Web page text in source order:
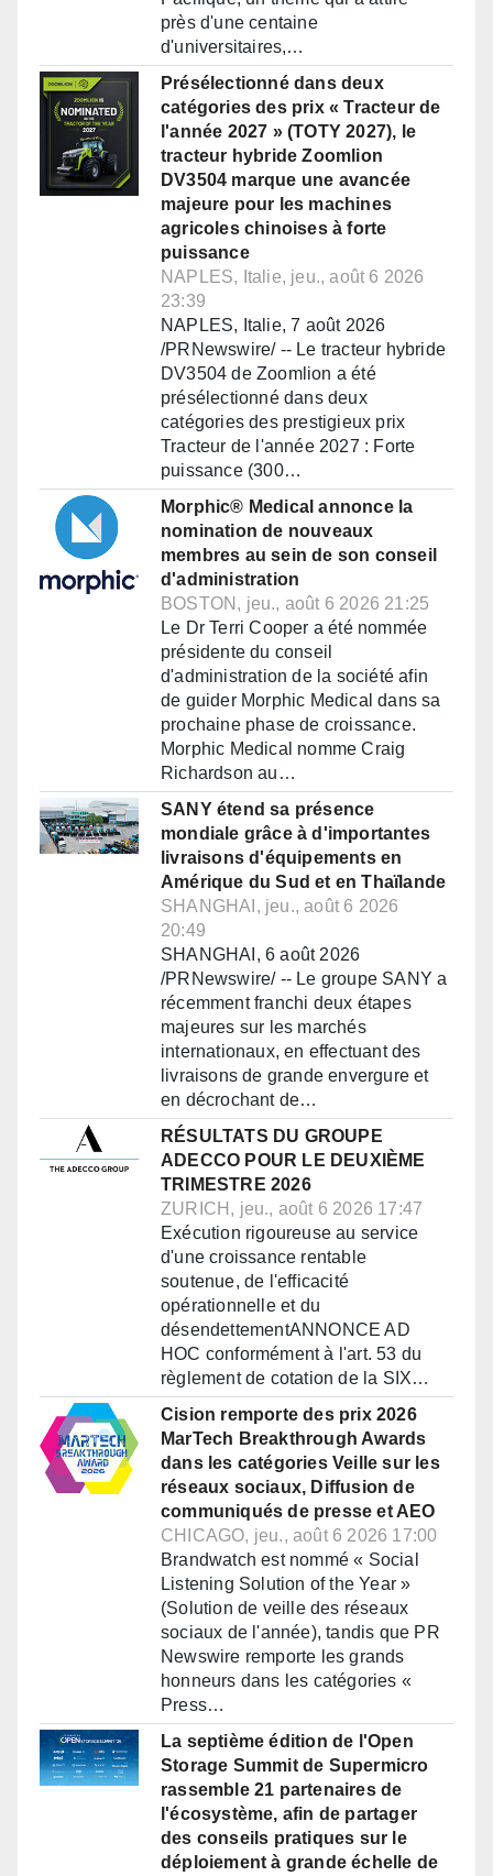
près d'une centaine
d'universitaires,…
Présélectionné dans deux
catégories des prix « Tracteur de
l'année 2027 » (TOTY 2027), le
tracteur hybride Zoomlion
DV3504 marque une avancée
majeure pour les machines
agricoles chinoises à forte
puissance
NAPLES, Italie, jeu., août 6 2026
23:39
NAPLES, Italie, 7 août 2026
/PRNewswire/ -- Le tracteur hybride
DV3504 de Zoomlion a été
présélectionné dans deux
catégories des prestigieux prix
Tracteur de l'année 2027 : Forte
puissance (300…
Morphic® Medical annonce la
nomination de nouveaux
membres au sein de son conseil
d'administration
BOSTON, jeu., août 6 2026 21:25
Le Dr Terri Cooper a été nommée
présidente du conseil
d'administration de la société afin
de guider Morphic Medical dans sa
prochaine phase de croissance.
Morphic Medical nomme Craig
Richardson au…
SANY étend sa présence
mondiale grâce à d'importantes
livraisons d'équipements en
Amérique du Sud et en Thaïlande
SHANGHAI, jeu., août 6 2026
20:49
SHANGHAI, 6 août 2026
/PRNewswire/ -- Le groupe SANY a
récemment franchi deux étapes
majeures sur les marchés
internationaux, en effectuant des
livraisons de grande envergure et
en décrochant de…
RÉSULTATS DU GROUPE
ADECCO POUR LE DEUXIÈME
TRIMESTRE 2026
ZURICH, jeu., août 6 2026 17:47
Exécution rigoureuse au service
d'une croissance rentable
soutenue, de l'efficacité
opérationnelle et du
désendettementANNONCE AD
HOC conformément à l'art. 53 du
règlement de cotation de la SIX…
Cision remporte des prix 2026
MarTech Breakthrough Awards
dans les catégories Veille sur les
réseaux sociaux, Diffusion de
communiqués de presse et AEO
CHICAGO, jeu., août 6 2026 17:00
Brandwatch est nommé « Social
Listening Solution of the Year »
(Solution de veille des réseaux
sociaux de l'année), tandis que PR
Newswire remporte les grands
honneurs dans les catégories «
Press…
La septième édition de l'Open
Storage Summit de Supermicro
rassemble 21 partenaires de
l'écosystème, afin de partager
des conseils pratiques sur le
déploiement à grande échelle de